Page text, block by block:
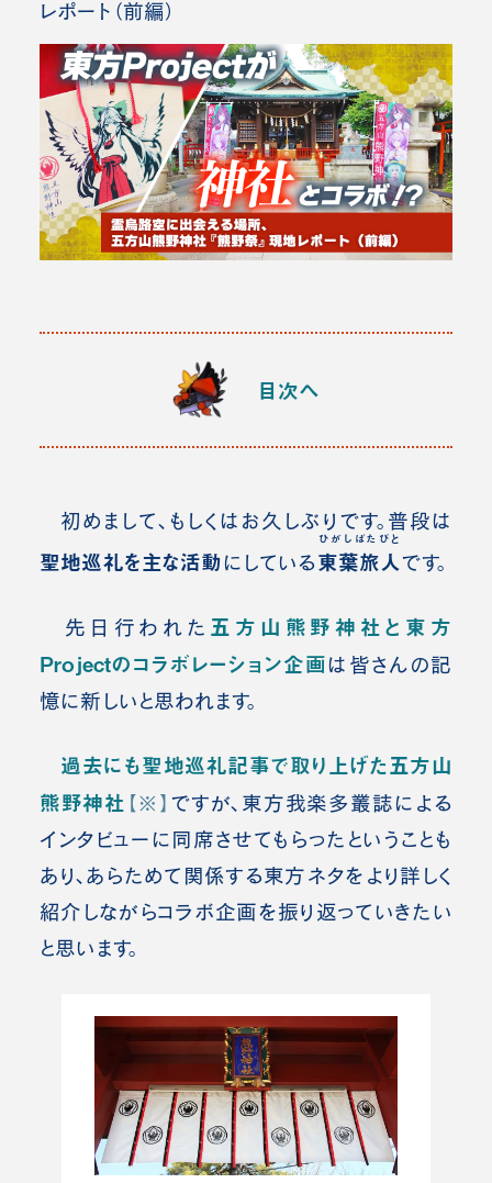
レポート（前編）
目次へ
初めまして、もしくはお久しぶりです。普段は
聖地巡礼を主な活動にしている 東葉旅人
ひがしばたびと
です。
先日行われた 五方山熊野神社と東方
Projectのコラボレーション企画は皆さんの記
憶に新しいと思われます。
過去にも聖地巡礼記事で取り上げた五方山
熊野神社 【※】 ですが、東方我楽多叢誌による
インタビューに同席させてもらったということも
あり、あらためて関係する東方ネタをより詳しく
紹介しながらコラボ企画を振り返っていきたい
と思います。